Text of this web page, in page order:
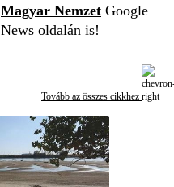
Magyar Nemzet Google
News oldalán is!
Tovább az összes cikkhez